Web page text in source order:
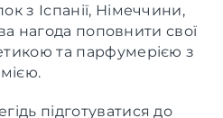
з Іспанії, Німеччини,
нагода поповнити свої
та парфумерією з
підготуватися до